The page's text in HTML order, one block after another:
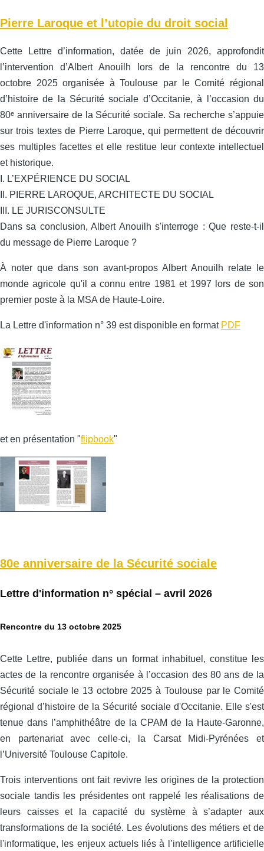
Pierre Laroque et l’utopie du droit social
Cette Lettre d’information, datée de juin 2026, approfondit
l’intervention d’Albert Anouilh lors de la rencontre du 13
octobre 2025 organisée à Toulouse par le Comité régional
d’histoire de la Sécurité sociale d’Occitanie, à l’occasion du
80ᵉ anniversaire de la Sécurité sociale. Sa recherche s’appuie
sur trois textes de Pierre Laroque, qui permettent de découvrir
ses multiples facettes et elle restitue leur contexte intellectuel
et historique.
I. L’EXPÉRIENCE DU SOCIAL
II. PIERRE LAROQUE, ARCHITECTE DU SOCIAL
III. LE JURISCONSULTE
Dans sa conclusion, Albert Anouilh s'interroge : Que reste-t-il
du message de Pierre Laroque ?
À noter que dans son avant-propos Albert Anouilh relate le
monde agricole qu'il a connu entre 1981 et 1997 lors de son
premier poste à la MSA de Haute-Loire.
La Lettre d'information n° 39 est disponible en format PDF
et en présentation "flipbook"
80e anniversaire de la Sécurité sociale
Lettre d'information n° spécial – avril 2026
Rencontre du 13 octobre 2025
Cette Lettre, publiée dans un format inhabituel, constitue les
actes de la rencontre organisée à l’occasion des 80 ans de la
Sécurité sociale le 13 octobre 2025 à Toulouse par le Comité
régional d’histoire de la Sécurité sociale d'Occitanie. Elle s'est
tenue dans l’amphithéâtre de la CPAM de la Haute-Garonne,
en partenariat avec celle‑ci, la Carsat Midi‑Pyrénées et
l’Université Toulouse Capitole.
Trois interventions ont fait revivre les origines de la protection
sociale tandis les présidentes ont rappelé les réalisations de
leurs caisses et la capacité du système à s’adapter aux
transformations de la société. Les évolutions des métiers et de
l'informatique, les enjeux actuels liés à l’intelligence artificielle